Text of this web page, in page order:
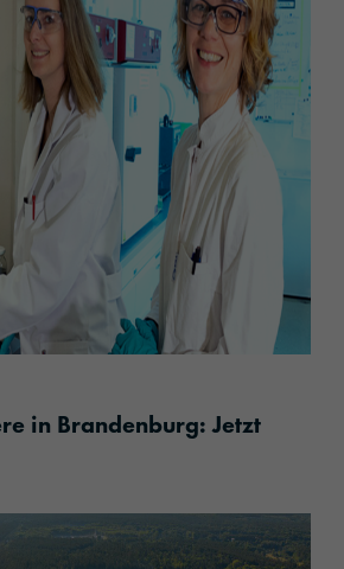
in Brandenburg: Jetzt